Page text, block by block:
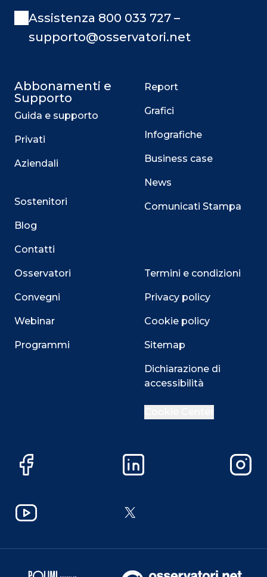
Assistenza 800 033 727 –
supporto@osservatori.net
Abbonamenti e
Supporto
Guida e supporto
Privati
Aziendali
Sostenitori
Blog
Contatti
Osservatori
Convegni
Webinar
Programmi
Report
Grafici
Infografiche
Business case
News
Comunicati Stampa
Termini e condizioni
Privacy policy
Cookie policy
Sitemap
Dichiarazione di
accessibilità
Facebook LinkedIn
YouTube X